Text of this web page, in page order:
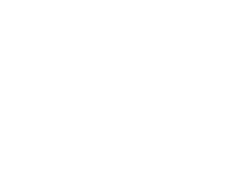
continuing to browse this website, you accept that cookies
can access our